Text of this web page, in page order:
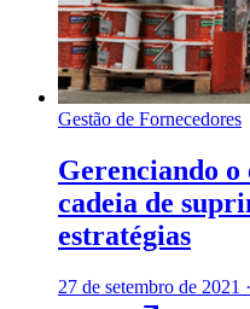
Gestão de Fornecedores
Gerenciando o
cadeia de
estratégias
27 de setembro de 2021 ·